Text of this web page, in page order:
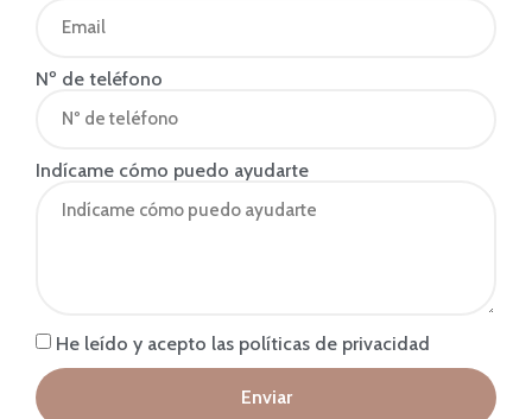
Nº de teléfono
Indícame cómo puedo ayudarte
He leído y acepto las políticas de privacidad
Enviar